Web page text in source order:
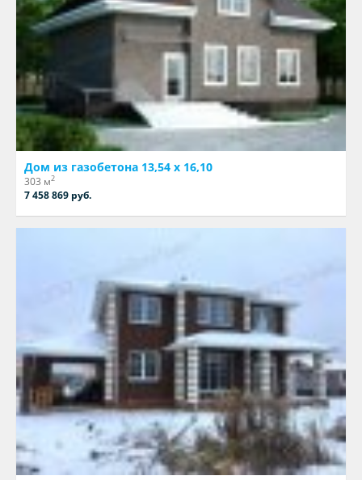
Дом из газобетона 13,54 х 16,10
303 м2
7 458 869 руб.